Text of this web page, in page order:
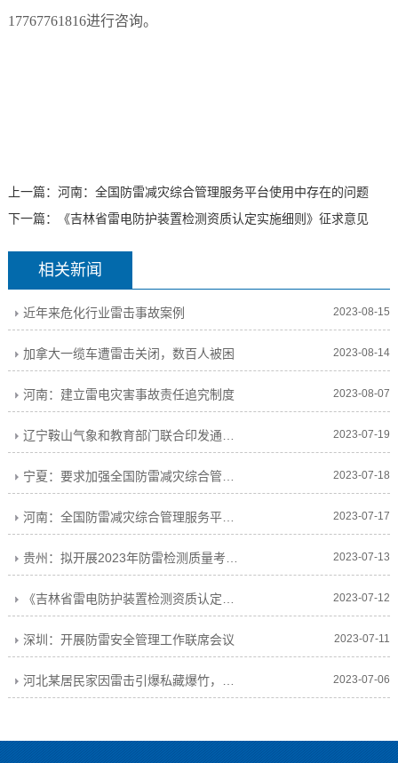
17767761816进行咨询。
上一篇： 河南：全国防雷减灾综合管理服务平台使用中存在的问题
下一篇：
《吉林省雷电防护装置检测资质认定实施细则》征求意见
相关新闻
近年来危化行业雷击事故案例 2023-08-15
加拿大一缆车遭雷击关闭，数百人被困 2023-08-14
河南：建立雷电灾害事故责任追究制度 2023-08-07
辽宁鞍山气象和教育部门联合印发通知，加强学校防雷安全 2023-07-19
宁夏：要求加强全国防雷减灾综合管理服务平台应用 2023-07-18
河南：全国防雷减灾综合管理服务平台使用中存在的问题 2023-07-17
贵州：拟开展2023年防雷检测质量考核工作 2023-07-13
《吉林省雷电防护装置检测资质认定实施细则》征求意见 2023-07-12
深圳：开展防雷安全管理工作联席会议 2023-07-11
河北某居民家因雷击引爆私藏爆竹，房屋倒塌，2死2伤 2023-07-06